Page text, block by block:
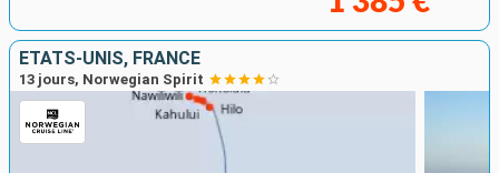
ÉTATS-UNIS, FRANCE
13 jours, Norwegian Spirit